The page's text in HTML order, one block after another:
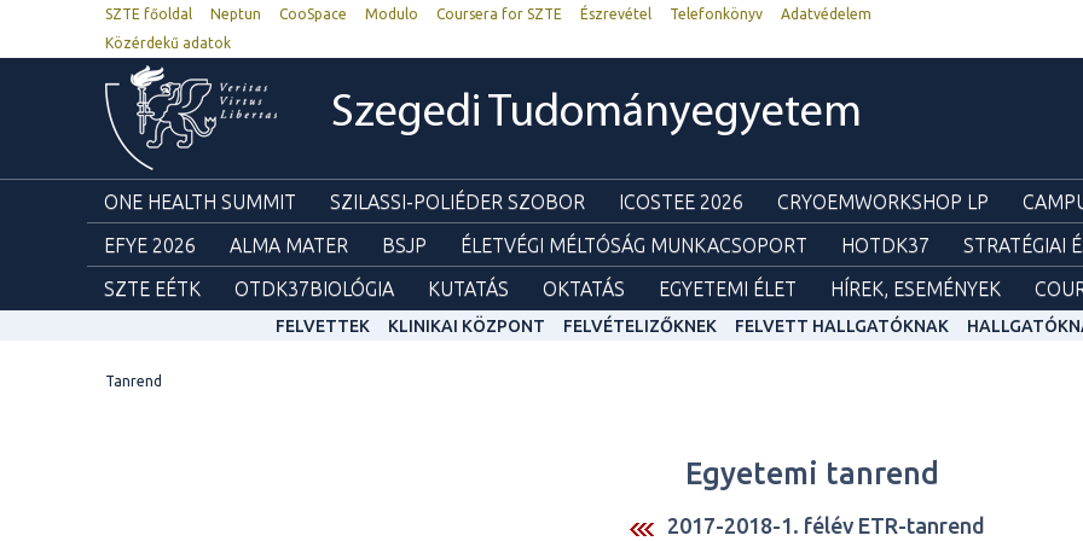
SZTE főoldal Neptun CooSpace Modulo Coursera for SZTE Észrevétel Telefonkönyv
Adatvédelem
Közérdekű adatok
Szegedi Tudományegyetem
ONE HEALTH SUMMIT SZILASSI-POLIÉDER SZOBOR ICOSTEE 2026 CRYOEMWORKSHOP LP
EFYE 2026
ALMA MATER BSJP ÉLETVÉGI MÉLTÓSÁG MUNKACSOPORT HOTDK37
STRATÉGIAI
SZTE EÉTK
OTDK37BIOLÓGIA KUTATÁS OKTATÁS EGYETEMI ÉLET HÍREK, ESEMÉNYEK
FELVETTEK KLINIKAI KÖZPONT FELVÉTELIZŐKNEK FELVETT HALLGATÓKNAK
Tanrend
Egyetemi tanrend
2017-2018-1. félév ETR-tanrend